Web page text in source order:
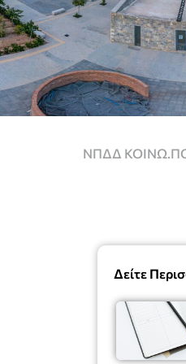
ΝΠΔΔ
Δείτε